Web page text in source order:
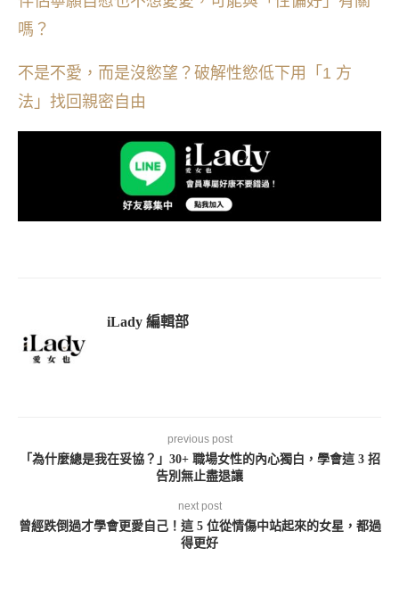
嗎？
不是不愛，而是沒慾望？破解性慾低下用「1 方
法」找回親密自由
iLady 編輯部
previous post
「為什麼總是我在妥協？」30+ 職場女性的內心獨白，學會這 3 招
告別無止盡退讓
next post
曾經跌倒過才學會更愛自己！這 5 位從情傷中站起來的女星，都過
得更好